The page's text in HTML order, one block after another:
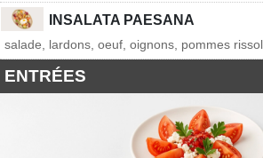
INSALATA PAESANA
salade, lardons, oeuf, oignons, pommes
ENTRÉES